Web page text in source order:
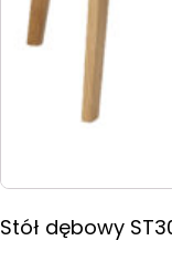
Stół dębowy